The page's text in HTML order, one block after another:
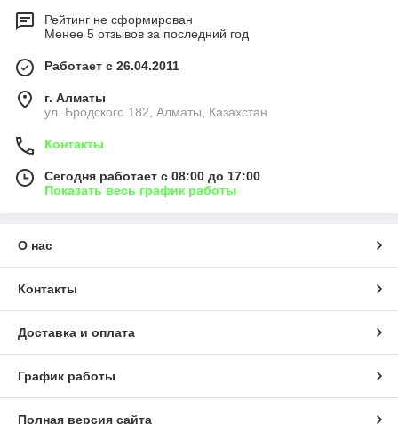
Рейтинг не сформирован
Менее 5 отзывов за последний год
Работает с 26.04.2011
г. Алматы
ул. Бродского 182, Алматы, Казахстан
Контакты
Сегодня работает с 08:00 до 17:00
Показать весь график работы
О нас
Контакты
Доставка и оплата
График работы
Полная версия сайта